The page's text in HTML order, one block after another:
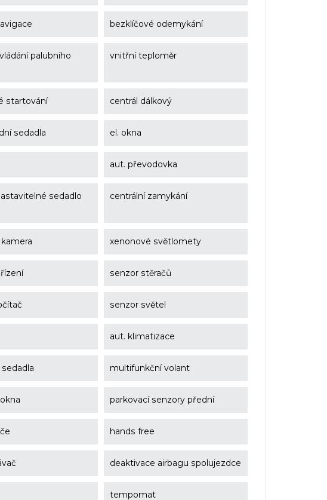
bezklíčové odemykání
palubního
vnitřní teploměr
startování centrál dálkový
sedadla el. okna
aut. převodovka
sedadlo
centrální zamykání
xenonové světlomety
senzor stěračů
senzor světel
aut. klimatizace
multifunkční volant
parkovací senzory přední
hands free
deaktivace airbagu spolujezdce
tempomat